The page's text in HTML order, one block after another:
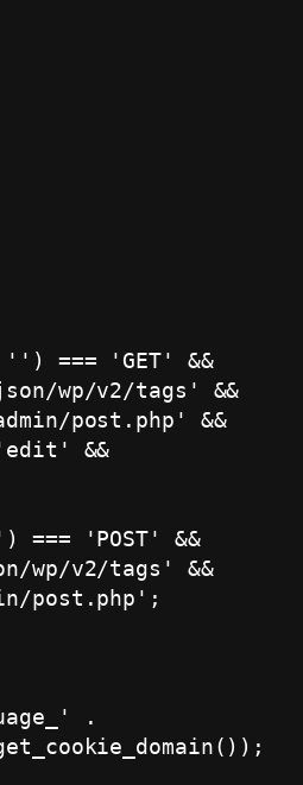
=== 'GET' &&
wp/v2/tags' &&
post.php' &&
&&
=== 'POST' &&
wp/v2/tags' &&
post.php';
.